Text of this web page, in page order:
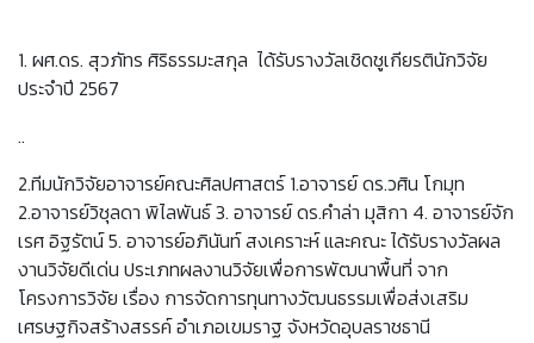
1. ผศ.ดร. สุวภัทร ศิริธรรมะสกุล ได้รับรางวัลเชิดชูเกียรตินักวิจัย
ประจำปี 2567
..
2.ทีมนักวิจัยอาจารย์คณะศิลปศาสตร์ 1.อาจารย์ ดร.วศิน โกมุท
2.อาจารย์วิชุลดา พิไลพันธ์ 3. อาจารย์ ดร.คำล่า มุสิกา 4. อาจารย์จัก
เรศ อิฐรัตน์ 5. อาจารย์อภินันท์ สงเคราะห์ และคณะ ได้รับรางวัลผล
งานวิจัยดีเด่น ประเภทผลงานวิจัยเพื่อการพัฒนาพื้นที่ จาก
โครงการวิจัย เรื่อง การจัดการทุนทางวัฒนธรรมเพื่อส่งเสริม
เศรษฐกิจสร้างสรรค์ อำเภอเขมราฐ จังหวัดอุบลราชธานี